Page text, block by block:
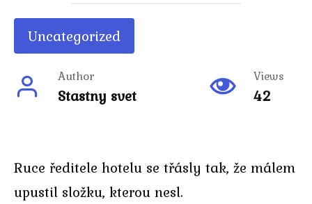
Uncategorized
Author
Stastny svet
Views
42
Ruce ředitele hotelu se třásly tak, že málem
upustil složku, kterou nesl.